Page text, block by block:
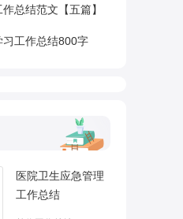
总结范文【五篇】
工作总结800字
医院卫生应急管理
工作总结